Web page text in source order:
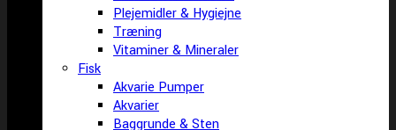
Plejemidler & Hygiejne
Træning
Vitaminer & Mineraler
Fisk
Akvarie Pumper
Akvarier
Baggrunde & Sten